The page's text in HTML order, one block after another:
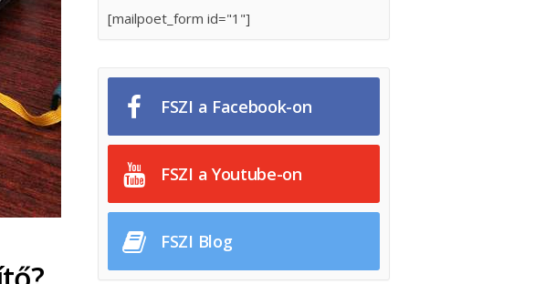
[mailpoet_form id="1"]
FSZI a Facebook-on
FSZI a Youtube-on
FSZI Blog